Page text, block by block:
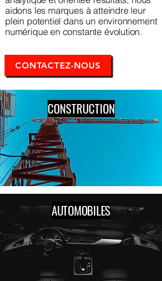
aidons les marques à atteindre leur
plein potentiel dans un environnement
numérique en constante évolution.
CONTACTEZ-NOUS
CONSTRUCTION
AUTOMOBILES